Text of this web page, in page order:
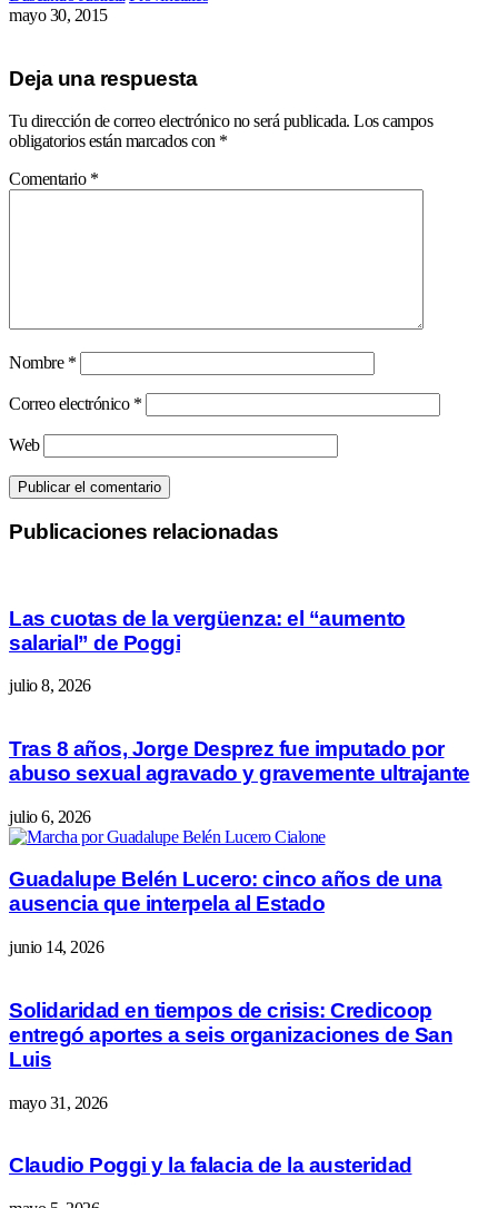
mayo 30, 2015
Deja una respuesta
Tu dirección de correo electrónico no será publicada. Los campos
obligatorios están marcados con *
Comentario *
Nombre *
Correo electrónico *
Web
Publicaciones relacionadas
Las cuotas de la vergüenza: el “aumento
salarial” de Poggi
julio 8, 2026
Tras 8 años, Jorge Desprez fue imputado por
abuso sexual agravado y gravemente ultrajante
julio 6, 2026
Guadalupe Belén Lucero: cinco años de una
ausencia que interpela al Estado
junio 14, 2026
Solidaridad en tiempos de crisis: Credicoop
entregó aportes a seis organizaciones de San
Luis
mayo 31, 2026
Claudio Poggi y la falacia de la austeridad